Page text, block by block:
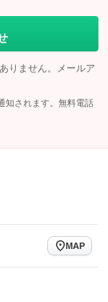
ーダー
続
ンプ
ー
装備略号／用語解説
りません。メールア
知されます。無料電話
MAP